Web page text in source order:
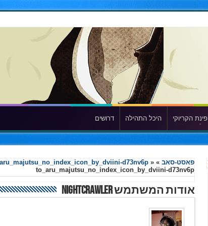
פינת הקריוקי היכל התהילה דרושים
פאסט-סאב »
d73nv6p»
to_aru_majutsu_no_index_icon_by_dviini-d73nv6p
אודות המשתמש nightCrawler